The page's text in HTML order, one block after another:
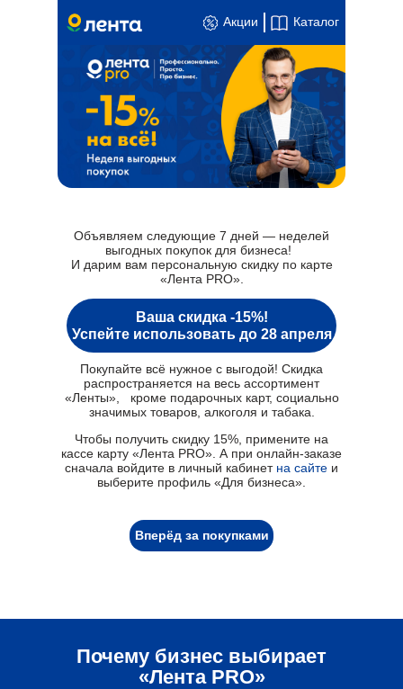
Акции Каталог
Объявляем следующие 7 дней — неделей
выгодных покупок для бизнеса!
И дарим вам персональную скидку по карте
«Лента PRO».
Ваша скидка -15%!
Успейте использовать до 28 апреля
Покупайте всё нужное с выгодой! Скидка
распространяется на весь ассортимент
«Ленты», кроме подарочных карт, социально
значимых товаров, алкоголя и табака.
Чтобы получить скидку 15%, примените на
кассе карту «Лента PRO». А при онлайн-заказе
сначала войдите в личный кабинет на сайте и
выберите профиль «Для бизнеса».
Вперёд за покупками
«Лента PRO»
Почему бизнес выбирает
«Лента PRO»